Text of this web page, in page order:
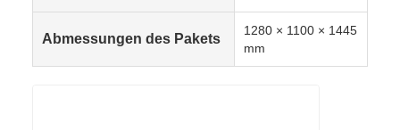
Abmessungen des Pakets
1280 × 1100 × 1445
mm